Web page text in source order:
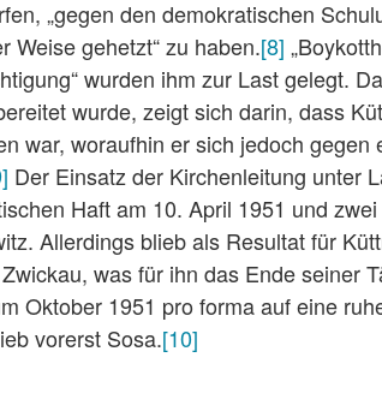
„gegen den demokratischen
Weise gehetzt“ zu haben.[8]
wurden ihm zur Last gelegt.
wurde, zeigt sich darin, dass
war, woraufhin er sich jedoch gegen
Der Einsatz der Kirchenleitung unter
Haft am 10. April 1951 und
Allerdings blieb als Resultat für
was für ihn das Ende seiner
Oktober 1951 pro forma auf eine
vorerst Sosa.[10]